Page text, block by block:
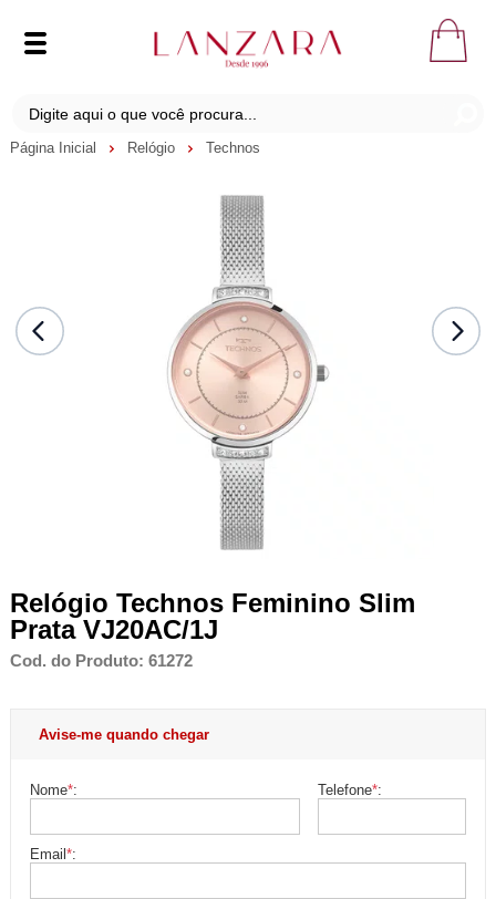
Página Inicial Relógio Technos
Relógio Technos Feminino Slim
Prata VJ20AC/1J
Cod. do Produto: 61272
Avise-me quando chegar
Nome*: Telefone*:
Email*: